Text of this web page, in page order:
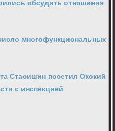
обсудить отношения
многофункциональных
Стасишин посетил Окский
с инспекцией